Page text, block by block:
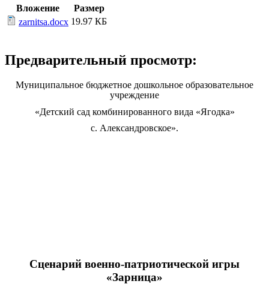
Вложение
Размер
zarnitsa.docx 19.97 КБ
Предварительный просмотр:
Муниципальное бюджетное дошкольное образовательное
учреждение
«Детский сад комбинированного вида «Ягодка»
с. Александровское».
Сценарий военно-патриотической игры
«Зарница»